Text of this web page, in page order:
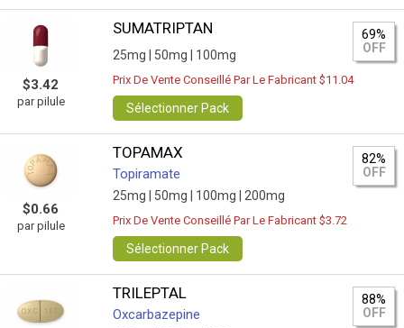
$3.42
par pilule
SUMATRIPTAN
25mg | 50mg | 100mg
69%
OFF
Prix De Vente Conseillé Par Le Fabricant $11.04
Sélectionner Pack
$0.66
par pilule
TOPAMAX
Topiramate
25mg | 50mg | 100mg | 200mg
82%
OFF
Prix De Vente Conseillé Par Le Fabricant $3.72
Sélectionner Pack
TRILEPTAL
Oxcarbazepine
88%
OFF